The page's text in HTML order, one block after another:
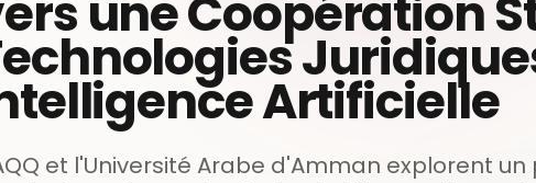
une Coopération
Artificielle
et l'Université Arabe d'Amman explorent